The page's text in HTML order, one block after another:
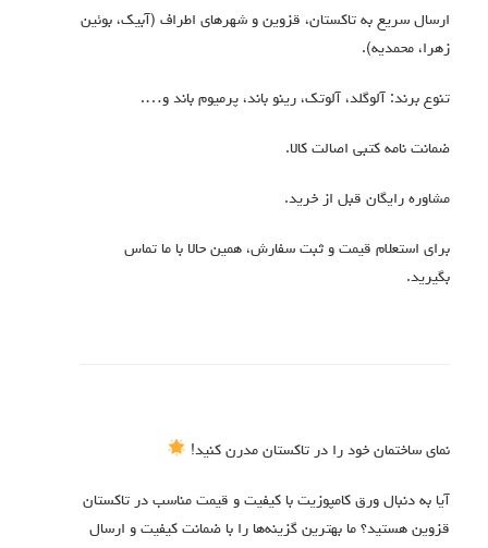
ارسال سریع به تاکستان، قزوین و شهرهای اطراف (آبیک، بوئین
زهرا، محمدیه).
تنوع برند: آلوگلد، آلوتک، رینو باند، پرمیوم باند و….
ضمانت نامه کتبی اصالت کالا.
مشاوره رایگان قبل از خرید.
برای استعلام قیمت و ثبت سفارش، همین حالا با ما تماس
بگیرید.
نمای ساختمان خود را در تاکستان مدرن کنید!
آیا به دنبال ورق کامپوزیت با کیفیت و قیمت مناسب در تاکستان
قزوین هستید؟ ما بهترین گزینه‌ها را با ضمانت کیفیت و ارسال